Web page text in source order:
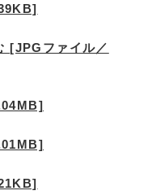
[JPGファイル／